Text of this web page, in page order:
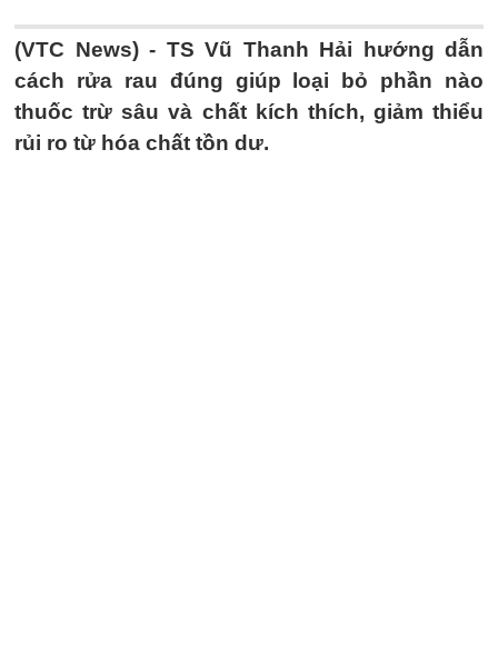
(VTC News) - TS Vũ Thanh Hải hướng dẫn
cách rửa rau đúng giúp loại bỏ phần nào
thuốc trừ sâu và chất kích thích, giảm thiểu
rủi ro từ hóa chất tồn dư.